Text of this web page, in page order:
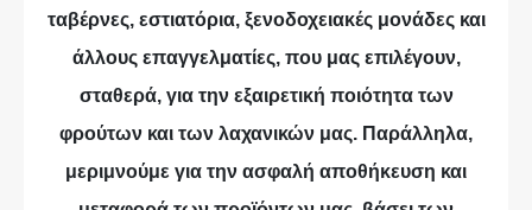
ταβέρνες, εστιατόρια, ξενοδοχειακές μονάδες και
άλλους επαγγελματίες, που μας επιλέγουν,
σταθερά, για την εξαιρετική ποιότητα των
φρούτων και των λαχανικών μας. Παράλληλα,
μεριμνούμε για την ασφαλή αποθήκευση και